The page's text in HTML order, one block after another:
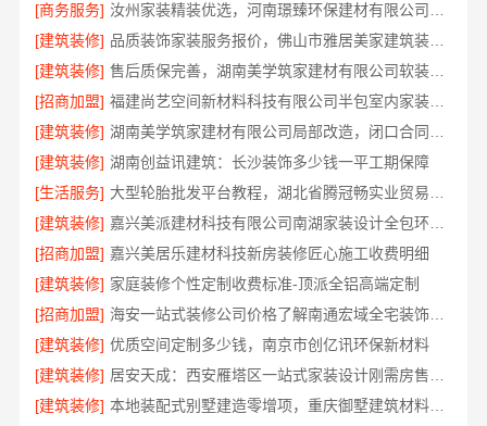
[商务服务]
[建筑装修]
品质装饰家装服务报价，佛山市雅居美家建筑装饰工程有限公司
[建筑装修]
售后质保完善，湖南美学筑家建材有限公司软装配套
[招商加盟]
福建尚艺空间新材料科技有限公司半包室内家装全屋改造
[建筑装修]
[建筑装修] 湖南创益讯建筑：长沙装饰多少钱一平工期保障
[生活服务]
[建筑装修]
嘉兴美派建材科技有限公司南湖家装设计全包环保材料
[招商加盟] 嘉兴美居乐建材科技新房装修匠心施工收费明细
[建筑装修] 家庭装修个性定制收费标准-顶派全铝高端定制
[招商加盟]
海安一站式装修公司价格了解南通宏域全宅装饰建材有限公司
[建筑装修] 优质空间定制多少钱，南京市创亿讯环保新材料
[建筑装修]
[建筑装修]
本地装配式别墅建造零增项，重庆御墅建筑材料有限公司省心建房